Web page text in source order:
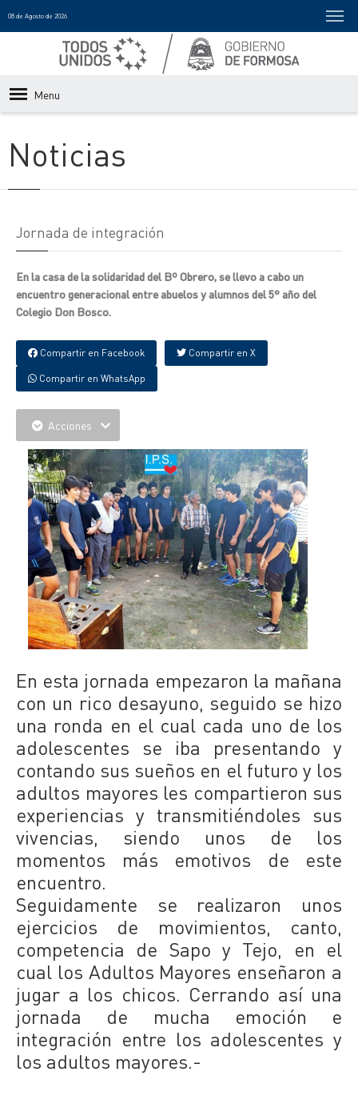
08 de Agosto de 2026
Menu
Noticias
Jornada de integración
En la casa de la solidaridad del Bº Obrero, se llevo a cabo un
encuentro generacional entre abuelos y alumnos del 5° año del
Colegio Don Bosco.
Compartir en Facebook Compartir en X
Compartir en WhatsApp
Acciones
En esta jornada empezaron la mañana
con un rico desayuno, seguido se hizo
una ronda en el cual cada uno de los
adolescentes se iba presentando y
contando sus sueños en el futuro y los
adultos mayores les compartieron sus
experiencias y transmitiéndoles sus
vivencias, siendo unos de los
momentos más emotivos de este
encuentro.
Seguidamente se realizaron unos
ejercicios de movimientos, canto,
competencia de Sapo y Tejo, en el
cual los Adultos Mayores enseñaron a
jugar a los chicos. Cerrando así una
jornada de mucha emoción e
integración entre los adolescentes y
los adultos mayores.-